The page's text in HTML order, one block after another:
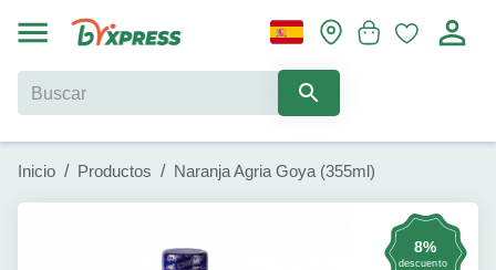
Inicio / Productos / Naranja Agria Goya (355ml)
8%
descuento